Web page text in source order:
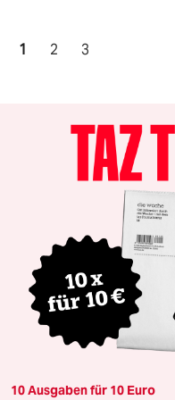
1 2 3
10 Ausgaben für 10 Euro